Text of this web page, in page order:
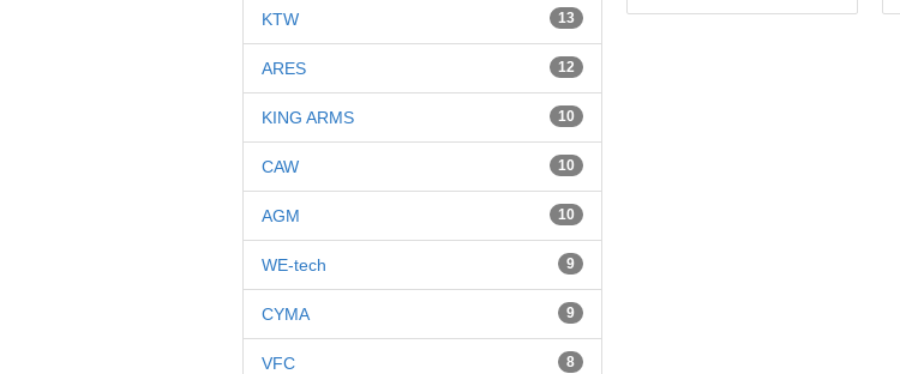
KTW 13
ARES 12
KING ARMS 10
CAW 10
AGM 10
WE-tech 9
CYMA 9
VFC 8